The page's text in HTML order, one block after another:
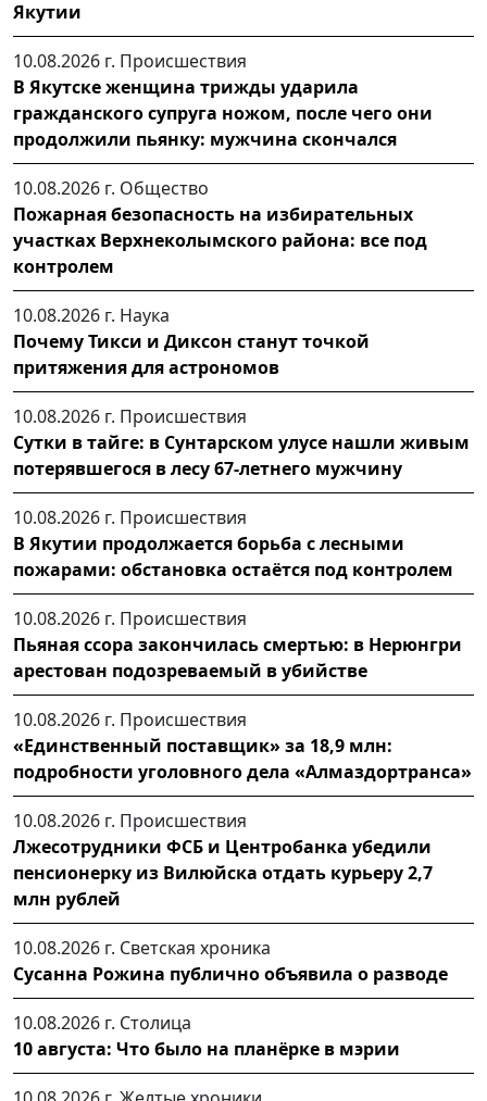
Якутии
10.08.2026 г. Происшествия
В Якутске женщина трижды ударила
гражданского супруга ножом, после чего они
продолжили пьянку: мужчина скончался
10.08.2026 г. Общество
Пожарная безопасность на избирательных
участках Верхнеколымского района: все под
контролем
10.08.2026 г. Наука
Почему Тикси и Диксон станут точкой
притяжения для астрономов
10.08.2026 г. Происшествия
Сутки в тайге: в Сунтарском улусе нашли живым
потерявшегося в лесу 67-летнего мужчину
10.08.2026 г. Происшествия
В Якутии продолжается борьба с лесными
пожарами: обстановка остаётся под контролем
10.08.2026 г. Происшествия
Пьяная ссора закончилась смертью: в Нерюнгри
арестован подозреваемый в убийстве
10.08.2026 г. Происшествия
«Единственный поставщик» за 18,9 млн:
подробности уголовного дела «Алмаздортранса»
10.08.2026 г. Происшествия
Лжесотрудники ФСБ и Центробанка убедили
пенсионерку из Вилюйска отдать курьеру 2,7
млн рублей
10.08.2026 г. Светская хроника
Сусанна Рожина публично объявила о разводе
10.08.2026 г. Столица
10 августа: Что было на планёрке в мэрии